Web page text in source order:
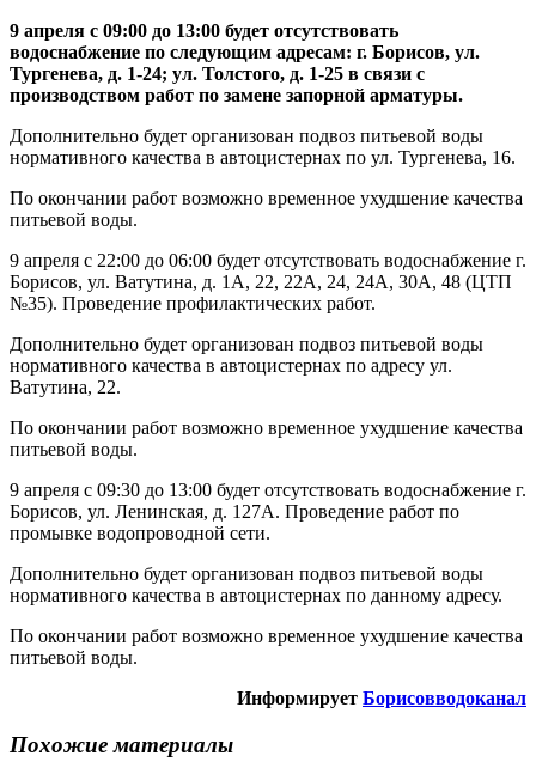
9 апреля с 09:00 до 13:00 будет отсутствовать
водоснабжение по следующим адресам: г. Борисов, ул.
Тургенева, д. 1-24; ул. Толстого, д. 1-25 в связи с
производством работ по замене запорной арматуры.
Дополнительно будет организован подвоз питьевой воды
нормативного качества в автоцистернах по ул. Тургенева, 16.
По окончании работ возможно временное ухудшение качества
питьевой воды.
9 апреля с 22:00 до 06:00 будет отсутствовать водоснабжение г.
Борисов, ул. Ватутина, д. 1А, 22, 22А, 24, 24А, 30А, 48 (ЦТП
№35). Проведение профилактических работ.
Дополнительно будет организован подвоз питьевой воды
нормативного качества в автоцистернах по адресу ул.
Ватутина, 22.
По окончании работ возможно временное ухудшение качества
питьевой воды.
9 апреля с 09:30 до 13:00 будет отсутствовать водоснабжение г.
Борисов, ул. Ленинская, д. 127А. Проведение работ по
промывке водопроводной сети.
Дополнительно будет организован подвоз питьевой воды
нормативного качества в автоцистернах по данному адресу.
По окончании работ возможно временное ухудшение качества
питьевой воды.
Информирует Борисовводоканал
Похожие материалы